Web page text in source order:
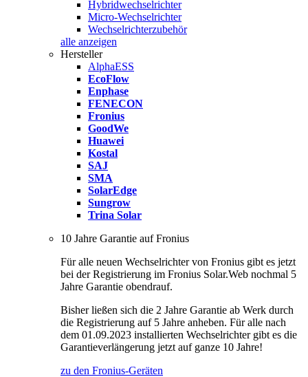
Hybridwechselrichter
Micro-Wechselrichter
Wechselrichterzubehör
alle anzeigen
Hersteller
AlphaESS
EcoFlow
Enphase
FENECON
Fronius
GoodWe
Huawei
Kostal
SAJ
SMA
SolarEdge
Sungrow
Trina Solar
10 Jahre Garantie auf Fronius
Für alle neuen Wechselrichter von Fronius gibt es jetzt
bei der Registrierung im Fronius Solar.Web nochmal 5
Jahre Garantie obendrauf.
Bisher ließen sich die 2 Jahre Garantie ab Werk durch
die Registrierung auf 5 Jahre anheben. Für alle nach
dem 01.09.2023 installierten Wechselrichter gibt es die
Garantieverlängerung jetzt auf ganze 10 Jahre!
zu den Fronius-Geräten